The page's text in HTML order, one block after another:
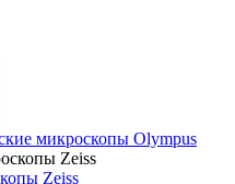
микроскопы Olympus
Zeiss